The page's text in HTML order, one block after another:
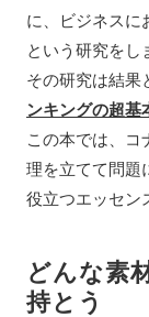
に、ビジネスに
という研究をし
その研究は結果
ンキングの超基
この本では、コ
理を立てて問題
役立つエッセン
どんな素
持とう